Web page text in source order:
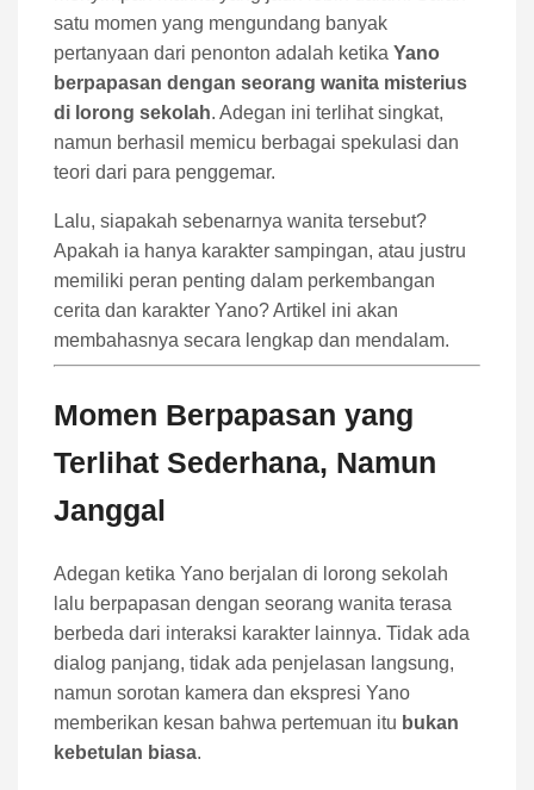
satu momen yang mengundang banyak
pertanyaan dari penonton adalah ketika Yano
berpapasan dengan seorang wanita misterius
di lorong sekolah. Adegan ini terlihat singkat,
namun berhasil memicu berbagai spekulasi dan
teori dari para penggemar.
Lalu, siapakah sebenarnya wanita tersebut?
Apakah ia hanya karakter sampingan, atau justru
memiliki peran penting dalam perkembangan
cerita dan karakter Yano? Artikel ini akan
membahasnya secara lengkap dan mendalam.
Momen Berpapasan yang
Terlihat Sederhana, Namun
Janggal
Adegan ketika Yano berjalan di lorong sekolah
lalu berpapasan dengan seorang wanita terasa
berbeda dari interaksi karakter lainnya. Tidak ada
dialog panjang, tidak ada penjelasan langsung,
namun sorotan kamera dan ekspresi Yano
memberikan kesan bahwa pertemuan itu bukan
kebetulan biasa.